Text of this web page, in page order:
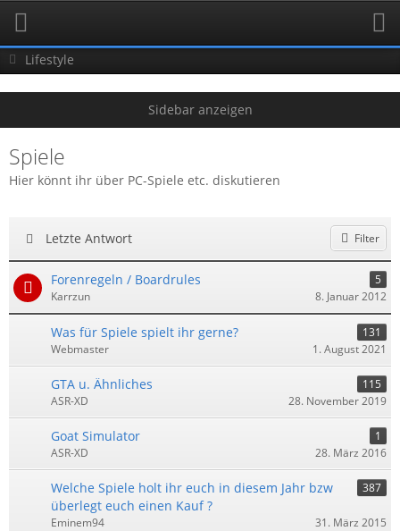
Lifestyle
Spiele
Hier könnt ihr über PC-Spiele etc. diskutieren
Letzte Antwort Filter
Forenregeln / Boardrules
5
Karrzun
8. Januar 2012
Was für Spiele spielt ihr gerne?
131
Webmaster
1. August 2021
GTA u. Ähnliches
115
ASR-XD
28. November 2019
Goat Simulator
1
ASR-XD
28. März 2016
Welche Spiele holt ihr euch in diesem Jahr bzw
überlegt euch einen Kauf ?
387
Eminem94 31. März 2015